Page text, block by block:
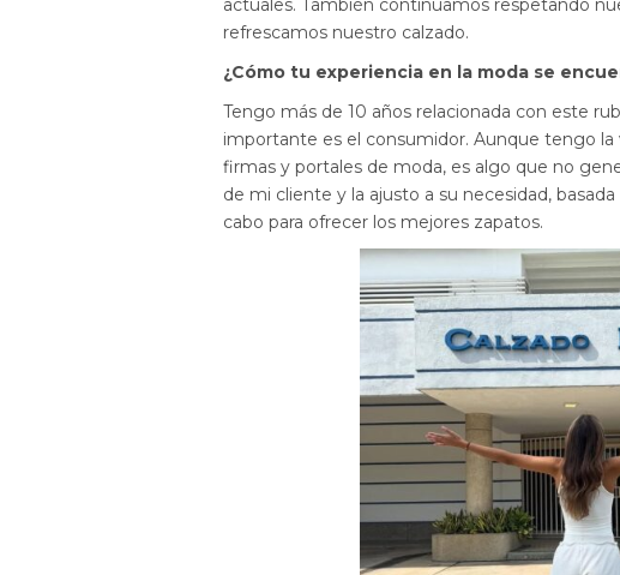
actuales. También continuamos respetando
refrescamos nuestro calzado.
¿Cómo tu experiencia en la moda se
Tengo más de 10 años relacionada con este
importante es el consumidor. Aunque tengo
firmas y portales de moda, es algo que no
de mi cliente y la ajusto a su necesidad,
cabo para ofrecer los mejores zapatos.